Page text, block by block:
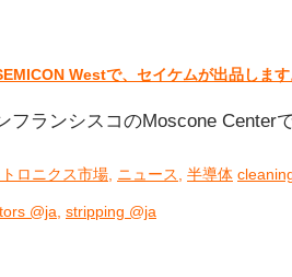
Westで、セイケムが出品します
フランシスコのMoscone Center
ロニクス市場, ニュース, 半導体
@ja, stripping @ja